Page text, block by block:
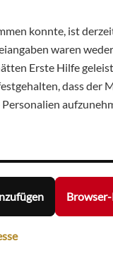
konnte, ist
waren
Erste Hilfe
dass